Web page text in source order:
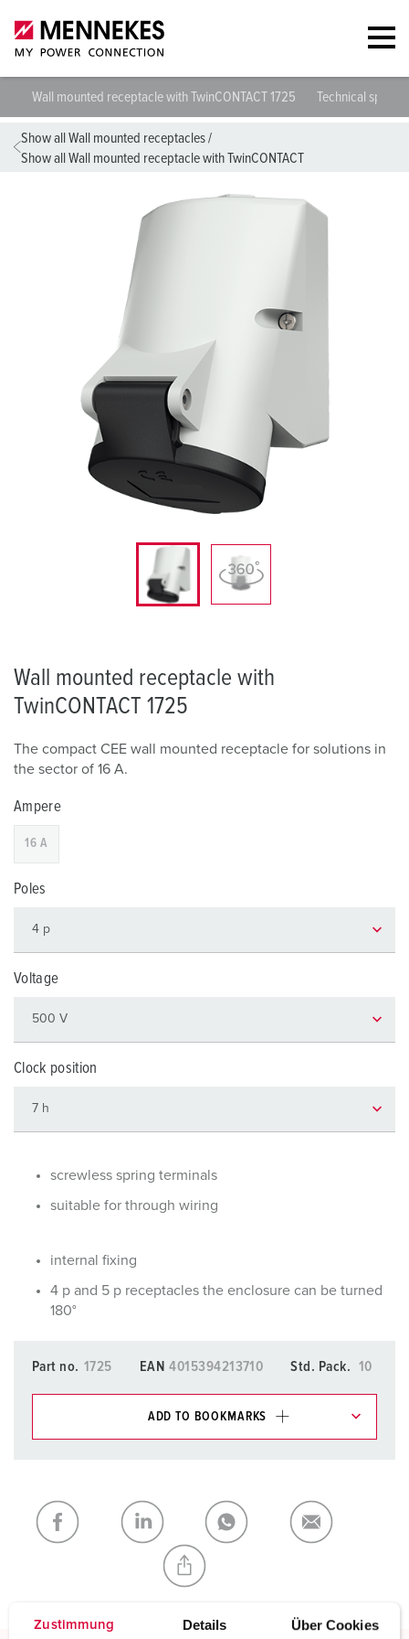
Zustimmung Details Über Cookies
Wall mounted receptacle with TwinCONTACT 1725 Technical
Show all Wall mounted receptacles/
Show all Wall mounted receptacle with TwinCONTACT
Wall mounted receptacle with
TwinCONTACT 1725
The compact CEE wall mounted receptacle for solutions in
the sector of 16 A.
Ampere
16 A
Poles
Voltage
Clock position
screwless spring terminals
suitable for through wiring
internal fixing
4 p and 5 p receptacles the enclosure can be turned
180°
Part no. 1725 EAN 4015394213710 Std. Pack. 10
ADD TO BOOKMARKS
My list ADD
CREATE A NEW LIST